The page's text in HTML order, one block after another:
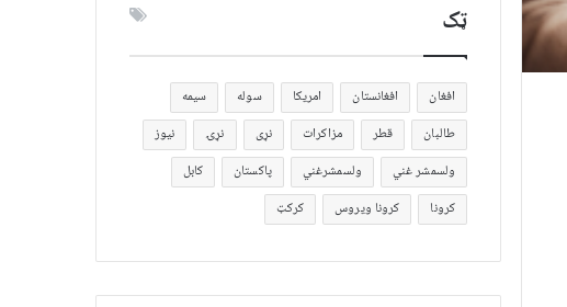
ټک
افغان افغانستان امریکا سوله
سیمه
طالبان
قطر مزاکرات نړی نړۍ
نیوز
ولسمشر غني
ولسمشرغني پاکستان
کابل
کرونا
کرونا ویروس کرکټ